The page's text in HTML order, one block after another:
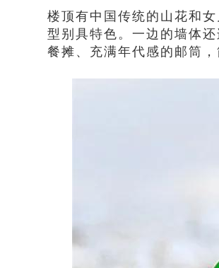
楼顶有中国传统的山花和
型别具特色。一边的墙体
餐摊、充满年代感的邮筒，